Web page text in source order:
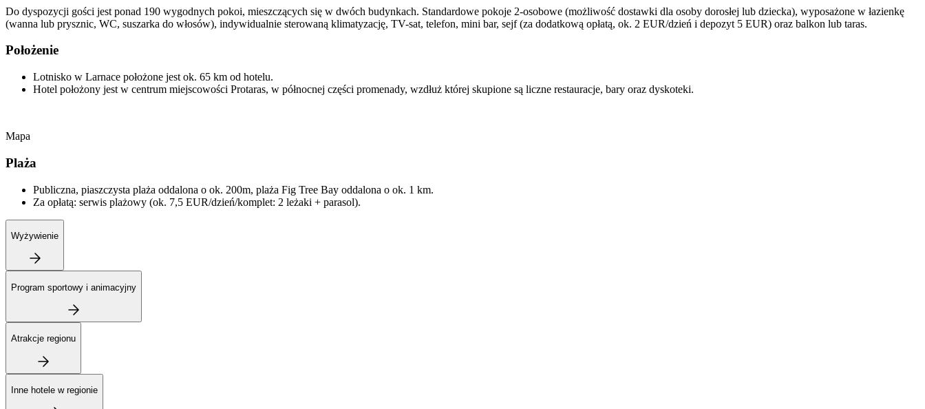
Do dyspozycji gości jest ponad 190 wygodnych pokoi, mieszczących się w dwóch budynkach. Standardowe pokoje 2-osobowe (możliwość dostawki dla osoby dorosłej lub dziecka), wyposażone w łazienkę
(wanna lub prysznic, WC, suszarka do włosów), indywidualnie sterowaną klimatyzację, TV-sat, telefon, mini bar, sejf (za dodatkową opłatą, ok. 2 EUR/dzień i depozyt 5 EUR) oraz balkon lub taras.
Położenie
Lotnisko w Larnace położone jest ok. 65 km od hotelu.
Hotel położony jest w centrum miejscowości Protaras, w północnej części promenady, wzdłuż której skupione są liczne restauracje, bary oraz dyskoteki.
Mapa
Plaża
Publiczna, piaszczysta plaża oddalona o ok. 200m, plaża Fig Tree Bay oddalona o ok. 1 km.
Za opłatą: serwis plażowy (ok. 7,5 EUR/dzień/komplet: 2 leżaki + parasol).
Wyżywienie
Program sportowy i animacyjny
Atrakcje regionu
Inne hotele w regionie